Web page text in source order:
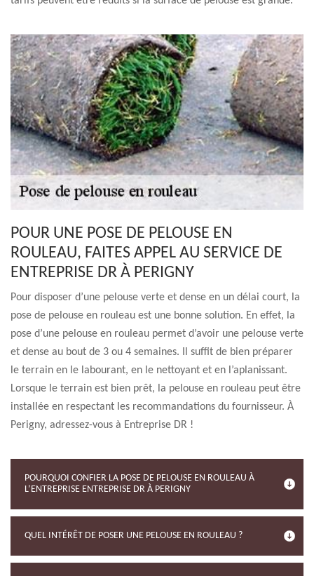
POUR UNE POSE DE PELOUSE EN
ROULEAU, FAITES APPEL AU SERVICE DE
ENTREPRISE DR À PERIGNY
Pour disposer d’une pelouse verte et dense en un délai court, la
pose de pelouse en rouleau est une bonne solution. En effet, la
pose d’une pelouse en rouleau permet d’avoir une pelouse verte
et dense au bout de 3 ou 4 semaines. Il suffit de bien préparer
le terrain en le labourant, en le nettoyant et en l’aplanissant.
Lorsque le terrain est bien prêt, la pelouse en rouleau peut être
installée en respectant les recommandations du fournisseur. À
Perigny, adressez-vous à Entreprise DR !
POURQUOI CONFIER LA POSE DE PELOUSE EN ROULEAU À
L’ENTREPRISE ENTREPRISE DR À PERIGNY
QUEL INTÉRÊT DE POSER UNE PELOUSE EN ROULEAU ?